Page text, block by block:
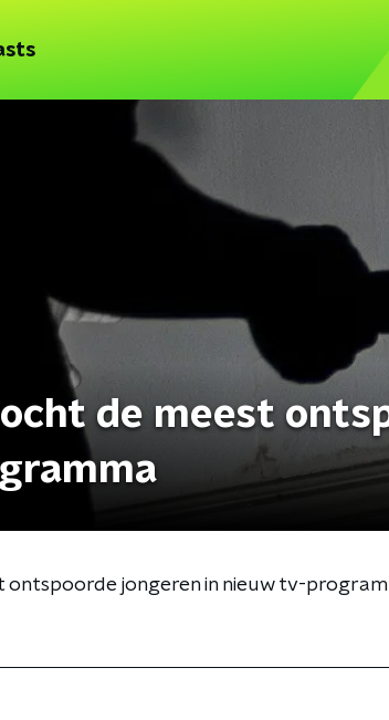
de meest
jongeren in nieuw tv-